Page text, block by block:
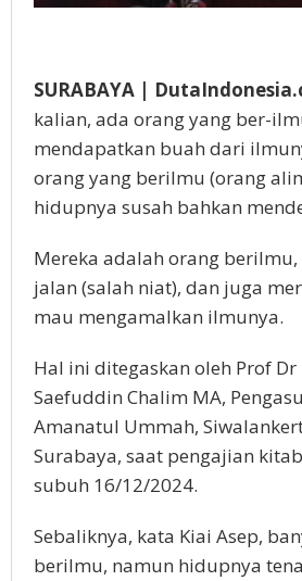
SURABAYA |
kalian, ada orang yang ber-
mendapatkan buah dari
orang yang berilmu (orang
hidupnya susah bahkan
Mereka adalah orang
jalan (salah niat), dan juga
mau mengamalkan ilmunya.
Hal ini ditegaskan oleh Prof Dr
Saefuddin Chalim MA,
Amanatul Ummah,
Surabaya, saat pengajian
subuh 16/12/2024.
Sebaliknya, kata Kiai Asep,
berilmu, namun hidupnya